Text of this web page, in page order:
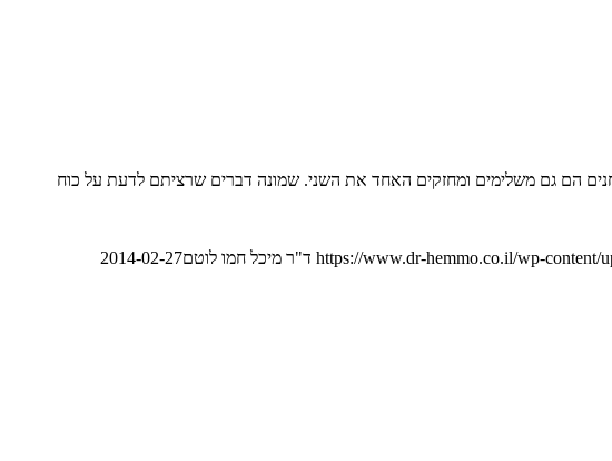
הם גם משלימים ומחזקים האחד את השני. שמונה דברים שרציתם לדעת על כוח
https://www.dr-hemmo.co.il/wp-content/ ד"ר מיכל חמו לוטם2014-02-27